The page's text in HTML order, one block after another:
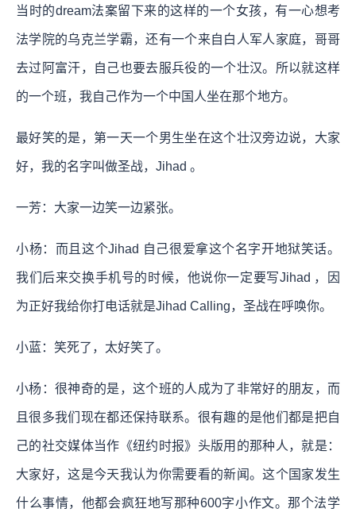
当时的dream法案留下来的这样的一个女孩，有一心想考
法学院的乌克兰学霸，还有一个来自白人军人家庭，哥哥
去过阿富汗，自己也要去服兵役的一个壮汉。所以就这样
的一个班，我自己作为一个中国人坐在那个地方。
最好笑的是，第一天一个男生坐在这个壮汉旁边说，大家
好，我的名字叫做圣战，Jihad 。
一芳：大家一边笑一边紧张。
小杨：而且这个Jihad 自己很爱拿这个名字开地狱笑话。
我们后来交换手机号的时候，他说你一定要写Jihad ，因
为正好我给你打电话就是Jihad Calling，圣战在呼唤你。
小蓝：笑死了，太好笑了。
小杨：很神奇的是，这个班的人成为了非常好的朋友，而
且很多我们现在都还保持联系。很有趣的是他们都是把自
己的社交媒体当作《纽约时报》头版用的那种人，就是：
大家好，这是今天我认为你需要看的新闻。这个国家发生
什么事情，他都会疯狂地写那种600字小作文。那个法学